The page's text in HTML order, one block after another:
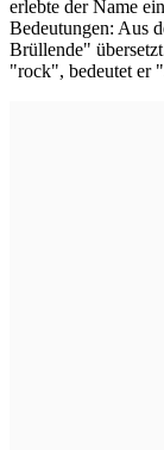
erlebte der Name
Bedeutungen: Aus
Brüllende"
"rock", bedeutet er